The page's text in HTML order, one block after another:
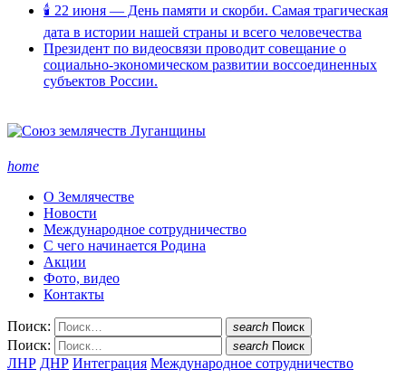
🕯 22 июня — День памяти и скорби. Самая трагическая
дата в истории нашей страны и всего человечества
Президент по видеосвязи проводит совещание о
социально-экономическом развитии воссоединенных
субъектов России.
home
О Землячестве
Новости
Международное сотрудничество
С чего начинается Родина
Акции
Фото, видео
Контакты
Поиск: search Поиск
Поиск: search Поиск
ЛНР ДНР Интеграция Международное сотрудничество